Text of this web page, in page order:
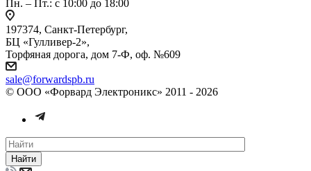
Пн. – Пт.: с 10:00 до 18:00
197374, Санкт-Петербург,
БЦ «Гулливер-2»,
Торфяная дорога, дом 7-Ф, оф. №609
sale@forwardspb.ru
© ООО «Форвард Электроникс» 2011 - 2026
Найти